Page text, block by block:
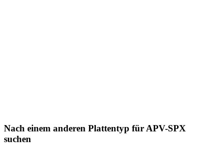
Nach einem anderen Plattentyp für APV-SPX
suchen